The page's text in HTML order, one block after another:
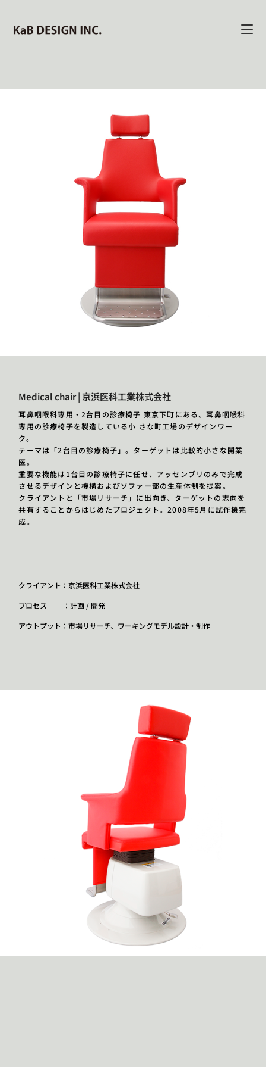
Medical chair | 京浜医科工業株式会社
耳鼻咽喉科専用・2台目の診療椅子 東京下町にある、耳鼻咽喉科
専用の診療椅子を製造している小 さな町工場のデザインワー
ク。
テーマは「2台目の診療椅子」。ターゲットは比較的小さな開業
医。
重要な機能は1台目の診療椅子に任せ、アッセンブリのみで完成
させるデザインと機構およびソファー部の生産体制を提案。
クライアントと「市場リサーチ」に出向き、ターゲットの志向を
共有することからはじめたプロジェクト。2008年5月に試作機完
成。
クライアント：京浜医科工業株式会社
プロセス ：計画 / 開発
アウトプット：市場リサーチ、ワーキングモデル設計・制作